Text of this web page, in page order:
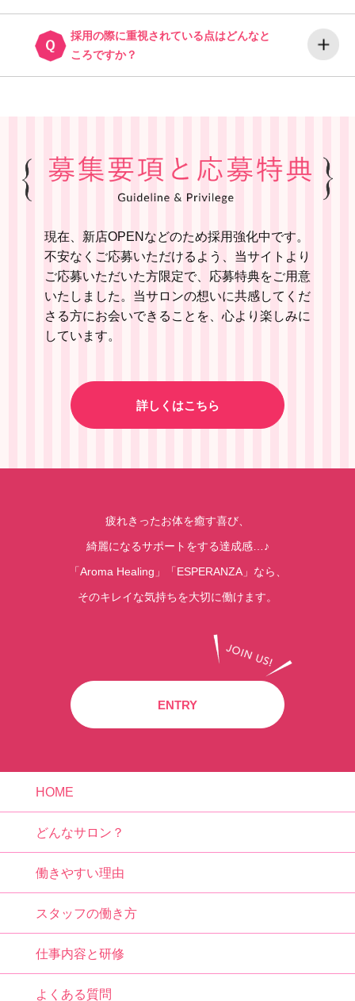
採用の際に重視されている点はどんなと
ころですか？
現在、新店OPENなどのため採用強化中です。
不安なくご応募いただけるよう、当サイトより
ご応募いただいた方限定で、応募特典をご用意
いたしました。当サロンの想いに共感してくだ
さる方にお会いできることを、心より楽しみに
しています。
詳しくはこちら
疲れきったお体を癒す喜び、
綺麗になるサポートをする達成感…♪
「Aroma Healing」「ESPERANZA」なら、
そのキレイな気持ちを大切に働けます。
ENTRY
HOME
どんなサロン？
働きやすい理由
スタッフの働き方
仕事内容と研修
よくある質問